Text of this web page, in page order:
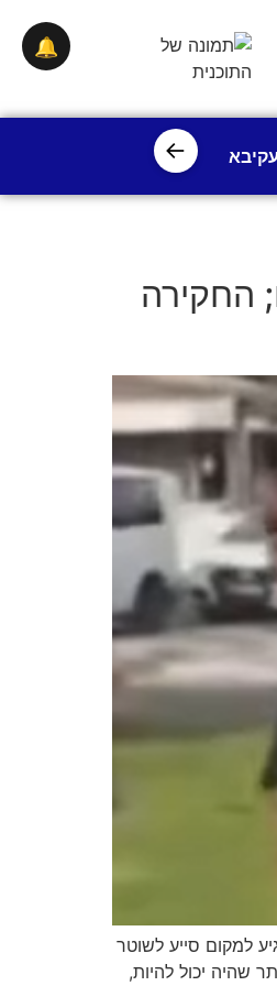
פרדס חנה
←
החקירה
למקום סייע לשוטר
שהיה יכול להיות,
🔔